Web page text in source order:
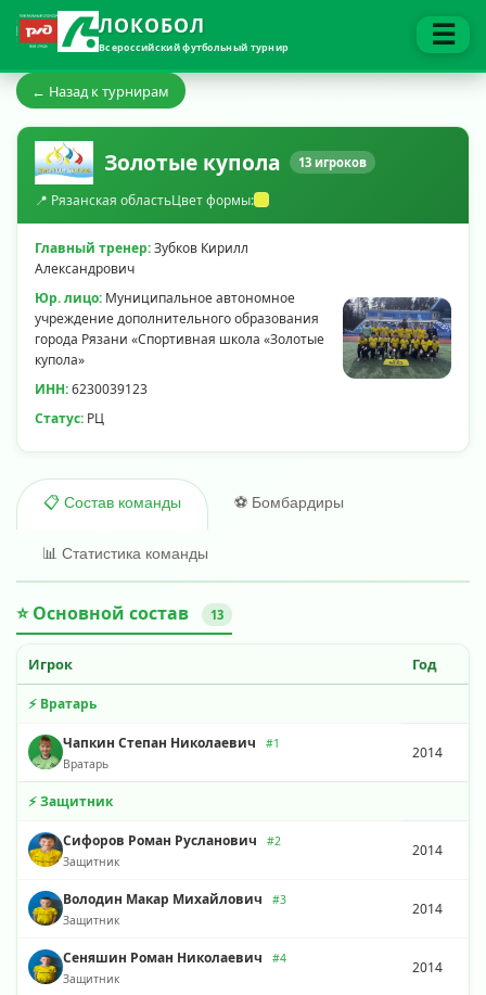
ЛОКОБОЛ
Всероссийский футбольный турнир ☰
← Назад к турнирам
Золотые купола 13 игроков
📍 Рязанская областьЦвет формы:
Главный тренер:Зубков Кирилл
Александрович
Юр. лицо: Муниципальное автономное
учреждение дополнительного образования
города Рязани «Спортивная школа «Золотые
купола»
ИНН:6230039123
Статус: РЦ
📋 Состав команды ⚽ Бомбардиры
📊 Статистика команды
⭐ Основной состав 13
Игрок Год
⚡ Вратарь
Чапкин Степан Николаевич
#1
Вратарь
2014
⚡ Защитник
Сифоров Роман Русланович
#2
Защитник
2014
Володин Макар Михайлович
#3
Защитник
2014
Сеняшин Роман Николаевич
#4
Защитник
2014